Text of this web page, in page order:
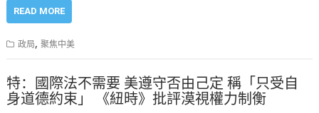
READ MORE
政局,聚焦中美
特：國際法不需要 美遵守否由己定 稱「只受自
身道德約束」 《紐時》批評漠視權力制衡